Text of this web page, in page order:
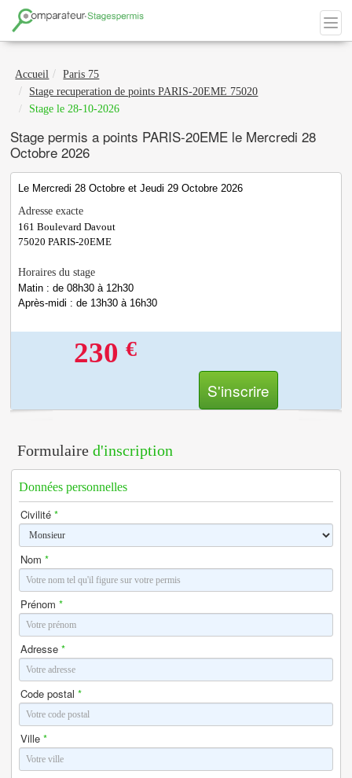
Accueil
Paris 75
Stage recuperation de points PARIS-20EME 75020
Stage le 28-10-2026
Stage permis a points PARIS-20EME le Mercredi 28
Octobre 2026
Le Mercredi 28 Octobre et Jeudi 29 Octobre 2026
Adresse exacte
161 Boulevard Davout
75020 PARIS-20EME
Horaires du stage
Matin : de 08h30 à 12h30
Après-midi : de 13h30 à 16h30
230 €
S'inscrire
Formulaire d'inscription